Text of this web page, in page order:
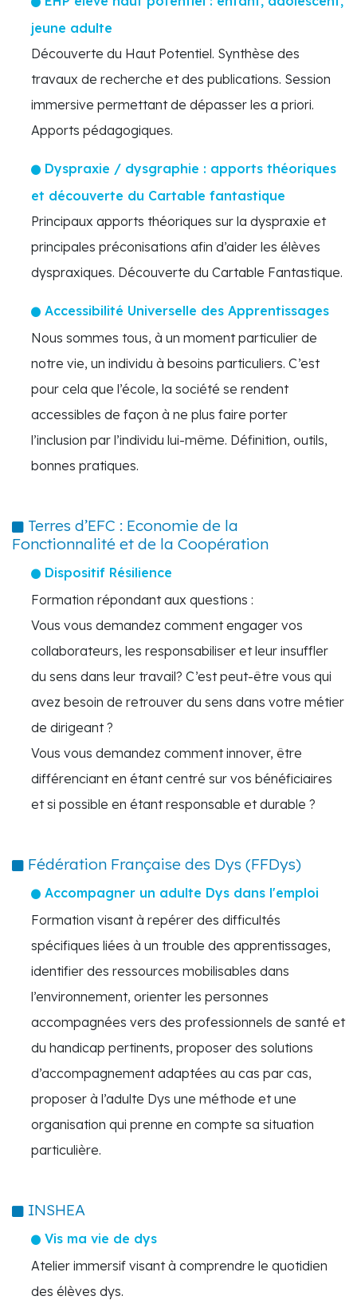
jeune adulte
Découverte du Haut Potentiel. Synthèse des
travaux de recherche et des publications. Session
immersive permettant de dépasser les a priori.
Apports pédagogiques.
Dyspraxie / dysgraphie : apports théoriques
et découverte du Cartable fantastique
Principaux apports théoriques sur la dyspraxie et
principales préconisations afin d’aider les élèves
dyspraxiques. Découverte du Cartable Fantastique.
Accessibilité Universelle des Apprentissages
Nous sommes tous, à un moment particulier de
notre vie, un individu à besoins particuliers. C’est
pour cela que l’école, la société se rendent
accessibles de façon à ne plus faire porter
l’inclusion par l’individu lui-même. Définition, outils,
bonnes pratiques.
Terres d’EFC : Economie de la
Fonctionnalité et de la Coopération
Dispositif Résilience
Formation répondant aux questions :
Vous vous demandez comment engager vos
collaborateurs, les responsabiliser et leur insuffler
du sens dans leur travail? C’est peut-être vous qui
avez besoin de retrouver du sens dans votre métier
de dirigeant ?
Vous vous demandez comment innover, être
différenciant en étant centré sur vos bénéficiaires
et si possible en étant responsable et durable ?
Fédération Française des Dys (FFDys)
Accompagner un adulte Dys dans l'emploi
Formation visant à repérer des difficultés
spécifiques liées à un trouble des apprentissages,
identifier des ressources mobilisables dans
l’environnement, orienter les personnes
accompagnées vers des professionnels de santé et
du handicap pertinents, proposer des solutions
d’accompagnement adaptées au cas par cas,
proposer à l’adulte Dys une méthode et une
organisation qui prenne en compte sa situation
particulière.
INSHEA
Vis ma vie de dys
Atelier immersif visant à comprendre le quotidien
des élèves dys.